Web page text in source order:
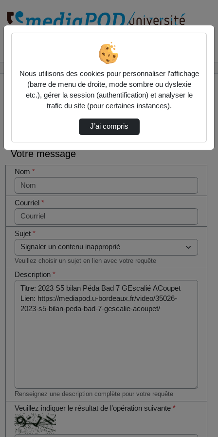
Contactez nous
Votre message
Nom*
Courriel*
Sujet*
Veuillez choisir un sujet en lien avec votre requête
Description*
Renseignez une description complète pour votre requête
Veuillez indiquer le résultat de l’opération suivante*
êtes un
humain en
métal
(obligatoire)
Nous utilisons des cookies pour personnaliser l’affichage
(barre de menu de droite, mode sombre ou dyslexie
etc.), gérer la session (authentification) et analyser le
trafic du site (pour certaines instances).
J’ai compris